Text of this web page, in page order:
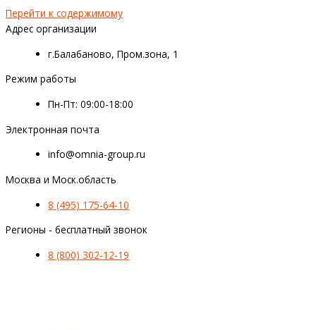
Перейти к содержимому
Адрес организации
г.Балабаново, Пром.зона, 1
Режим работы
Пн-Пт: 09:00-18:00
Электронная почта
info@omnia-group.ru
Москва и Моск.область
8 (495) 175-64-10
Регионы - бесплатный звонок
8 (800) 302-12-19